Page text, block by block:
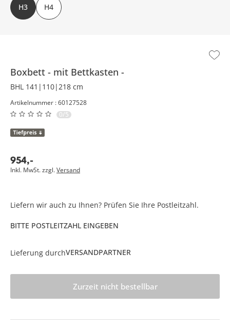
Boxbett mit Bettkasten
BHL 141|110|218 cm
Artikelnummer : 60127528
0/5
954,-
Inkl. MwSt. zzgl.Versand
H3 H4
Liefern wir auch zu Ihnen? Prüfen Sie Ihre Postleitzahl.
BITTE POSTLEITZAHL EINGEBEN
Lieferung durchVERSANDPARTNER
Zurzeit nicht bestellbar